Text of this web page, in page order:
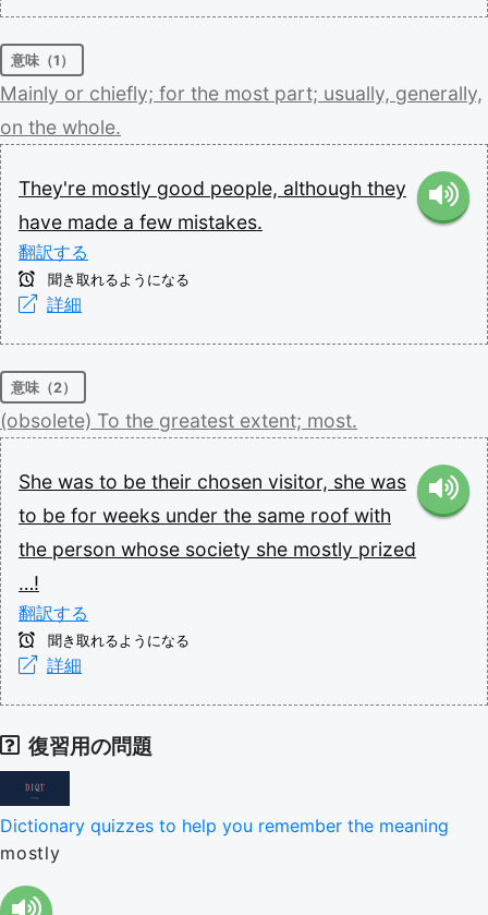
意味（1）
Mainly or chiefly; for the most part; usually, generally,
on the whole.
They're mostly good people, although they
have made a few mistakes.
翻訳する
聞き取れるようになる
詳細
意味（2）
(obsolete) To the greatest extent; most.
She was to be their chosen visitor, she was
to be for weeks under the same roof with
the person whose society she mostly prized
…!
翻訳する
聞き取れるようになる
詳細
復習用の問題
Dictionary quizzes to help you remember the meaning
mostly